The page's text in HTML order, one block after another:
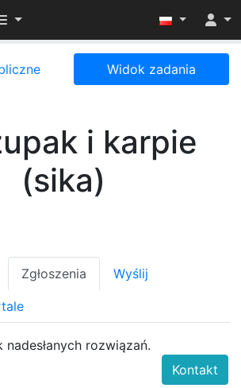
widoczność menu
Widok zadania
i karpie
(sika)
Zgłoszenia Wyślij
nadesłanych rozwiązań.
Kontakt